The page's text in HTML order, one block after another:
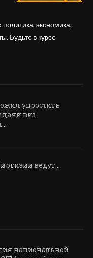
экономика,
Будьте в курсе
упростить
виз
ведут…
национальной